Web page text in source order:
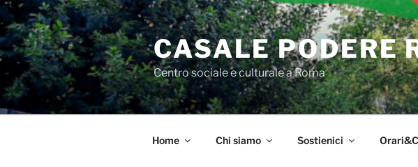
Salta
al
contenuto
CASALE PODERE
Centro sociale e culturale a Roma
Home Chi siamo Sostienici